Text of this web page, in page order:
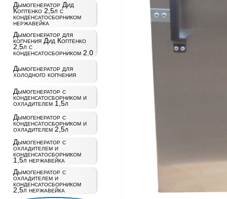
Дымогенератор Дид
Коптенко 2,5л с
конденсатосборником
нержавейка
Дымогенератор для
копчения Дид Коптенко
2,5л с
конденсатосборником 2.0
Дымогенератор для
холодного копчения
Дымогенератор с
конденсатосборником и
охладителем 1,5л
Дымогенератор с
конденсатосборником и
охладителем 2,5л
Дымогенератор с
охладителем и
конденсатосборником
1,5л нержавейка
Дымогенератор с
охладителем и
конденсатосборником
2,5л нержавейка